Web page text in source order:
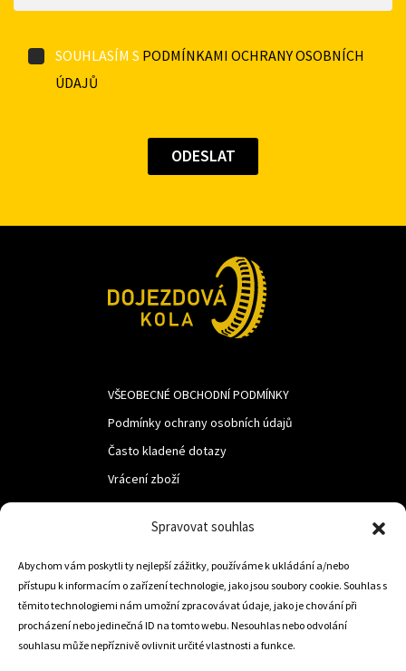
Spravovat souhlas
Abychom vám poskytli ty nejlepší zážitky, používáme k ukládání a/nebo
přístupu k informacím o zařízení technologie, jako jsou soubory cookie. Souhlas s
těmito technologiemi nám umožní zpracovávat údaje, jako je chování při
procházení nebo jedinečná ID na tomto webu. Nesouhlas nebo odvolání
souhlasu může nepříznivě ovlivnit určité vlastnosti a funkce.
SOUHLASÍM S PODMÍNKAMI OCHRANY OSOBNÍCH
ÚDAJŮ
VŠEOBECNÉ OBCHODNÍ PODMÍNKY
Podmínky ochrany osobních údajů
Často kladené dotazy
Vrácení zboží
LUF s.r.o.
Nám. M.R.Štefanika 518,
Trstená 02801